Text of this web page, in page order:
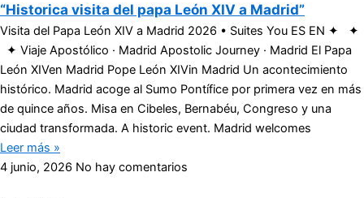
“Historica visita del papa León XIV a Madrid”
Visita del Papa León XIV a Madrid 2026 • Suites You ES EN ✦ ✦
✦ Viaje Apostólico · Madrid Apostolic Journey · Madrid El Papa
León XIVen Madrid Pope León XIVin Madrid Un acontecimiento
histórico. Madrid acoge al Sumo Pontífice por primera vez en más
de quince años. Misa en Cibeles, Bernabéu, Congreso y una
ciudad transformada. A historic event. Madrid welcomes
Leer más »
4 junio, 2026 No hay comentarios